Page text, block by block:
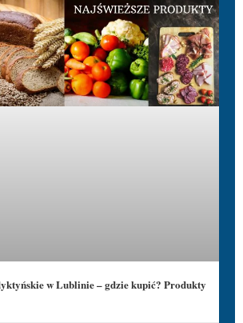
w Lublinie – gdzie kupić? Produkty